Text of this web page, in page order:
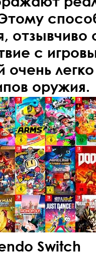
с
очень
оружия.
Switch